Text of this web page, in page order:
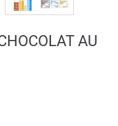
AU